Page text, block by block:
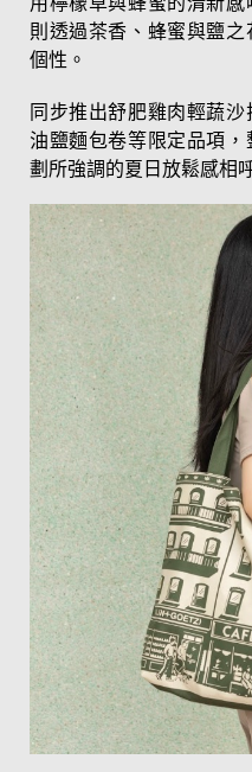
則透過茶香、蜂蜜與鹽
個性。
同步推出舒肥雞肉輕蔬
油鹽麵包卷等限定品項
劃所強調的夏日放鬆感相